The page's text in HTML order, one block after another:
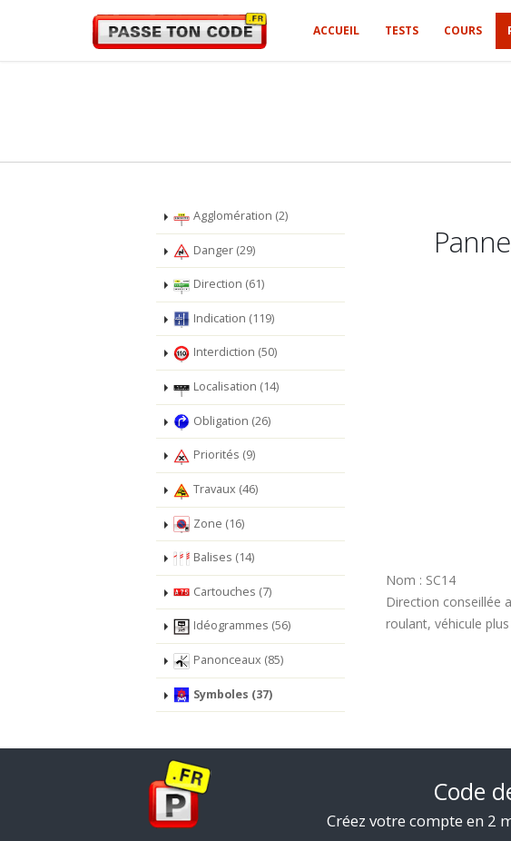
ACCUEIL TESTS COURS
Agglomération (2)
Danger (29)
Direction (61)
Indication (119)
Interdiction (50)
Localisation (14)
Obligation (26)
Priorités (9)
Travaux (46)
Zone (16)
Balises (14)
Cartouches (7)
Idéogrammes (56)
Panonceaux (85)
Symboles (37)
Nom : SC14
Direction conseillée
roulant, véhicule
Code
Créez votre compte en 2